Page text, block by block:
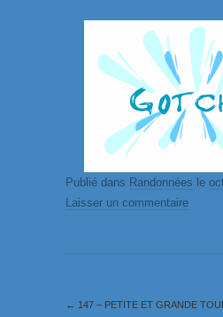
Publié dans Randonnées le
Laisser un commentaire
← 147 – PETITE ET GRANDE